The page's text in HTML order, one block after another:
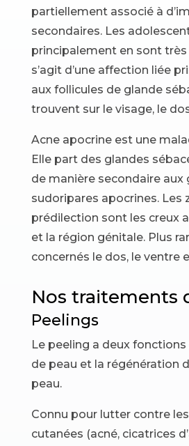
partiellement associé à
secondaires. Les
principalement en sont très
s’agit d’une affection liée
aux follicules de glande
trouvent sur le visage, le
Acne apocrine est une
Elle part des glandes
de manière secondaire aux
sudoripares apocrines. Les
prédilection sont les creux
et la région génitale. Plus
concernés le dos, le ventre
Nos traitements
Peelings
Le peeling a deux
de peau et la régénération
peau.
Connu pour lutter contre
cutanées (acné, cicatrices